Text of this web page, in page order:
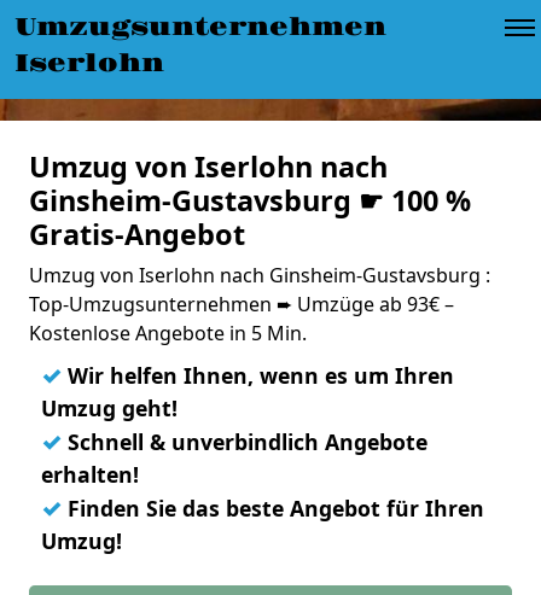
Umzugsunternehmen
Iserlohn
Umzug von Iserlohn nach
Ginsheim-Gustavsburg ☛ 100 %
Gratis-Angebot
Umzug von Iserlohn nach Ginsheim-Gustavsburg :
Top-Umzugsunternehmen ➨ Umzüge ab 93€ –
Kostenlose Angebote in 5 Min.
✓ Wir helfen Ihnen, wenn es um Ihren
Umzug geht!
✓ Schnell & unverbindlich Angebote
erhalten!
✓ Finden Sie das beste Angebot für Ihren
Umzug!